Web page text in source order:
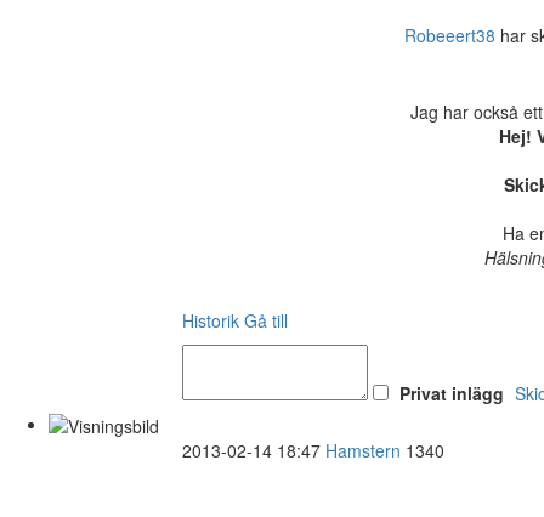
Robeeert38 har
Jag har också
Hej!
Ha
Historik Gå till
Privat inlägg
2013-02-14 18:47 Hamstern 1340